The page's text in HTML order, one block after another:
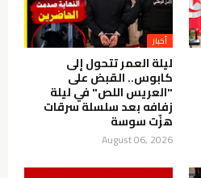
أخبار
ليلة العمر تتحول إلى
كابوس.. القبض على
"العريس اللص" في ليلة
زفافه بعد سلسلة سرقات
هزّت سوسة
August 06, 2026